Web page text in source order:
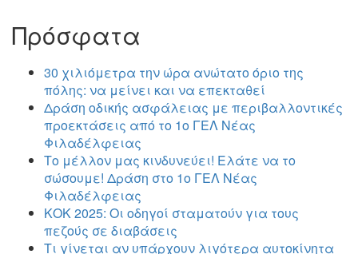
Πρόσφατα
30 χιλιόμετρα την ώρα ανώτατο όριο της
πόλης: να μείνει και να επεκταθεί
Δράση οδικής ασφάλειας με περιβαλλοντικές
προεκτάσεις από το 1ο ΓΕΛ Νέας
Φιλαδέλφειας
Το μέλλον μας κινδυνεύει! Ελάτε να το
σώσουμε! Δράση στο 1ο ΓΕΛ Νέας
Φιλαδέλφειας
ΚΟΚ 2025: Οι οδηγοί σταματούν για τους
πεζούς σε διαβάσεις
Τι γίνεται αν υπάρχουν λιγότερα αυτοκίνητα